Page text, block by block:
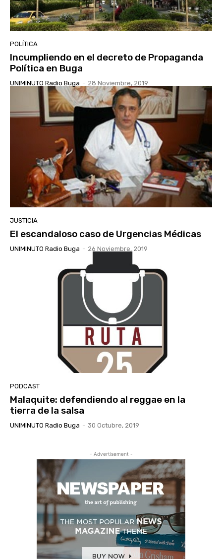
POLÍTICA
Incumpliendo en el decreto de Propaganda
Política en Buga
UNIMINUTO Radio Buga - 28 Noviembre, 2019
JUSTICIA
El escandaloso caso de Urgencias Médicas
UNIMINUTO Radio Buga - 26 Noviembre, 2019
PODCAST
Malaquite: defendiendo al reggae en la
tierra de la salsa
UNIMINUTO Radio Buga - 30 Octubre, 2019
- Advertisement -